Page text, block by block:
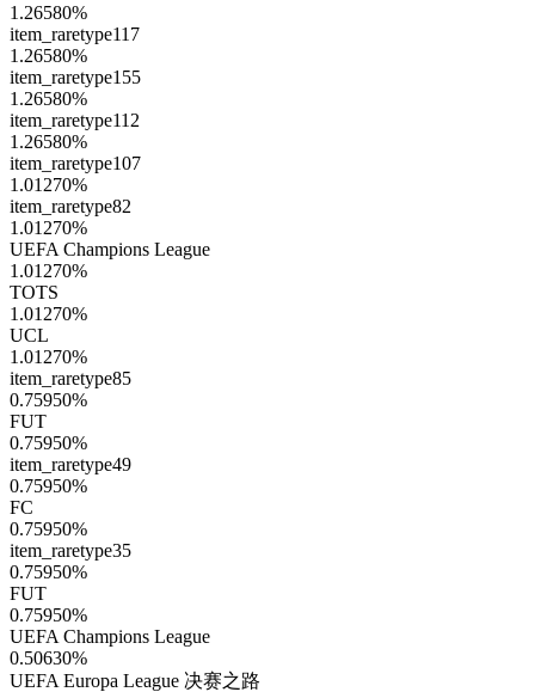
1.26580%
item_raretype117
1.26580%
item_raretype155
1.26580%
item_raretype112
1.26580%
item_raretype107
1.01270%
item_raretype82
1.01270%
UEFA Champions League
1.01270%
TOTS
1.01270%
UCL
1.01270%
item_raretype85
0.75950%
FUT
0.75950%
item_raretype49
0.75950%
FC
0.75950%
item_raretype35
0.75950%
FUT
0.75950%
UEFA Champions League
0.50630%
UEFA Europa League 决赛之路